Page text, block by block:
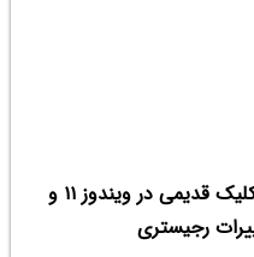
حذف بینگ و برگرداندن راست کلیک قدیمی در ویندوز ۱۱ و
رجیستری